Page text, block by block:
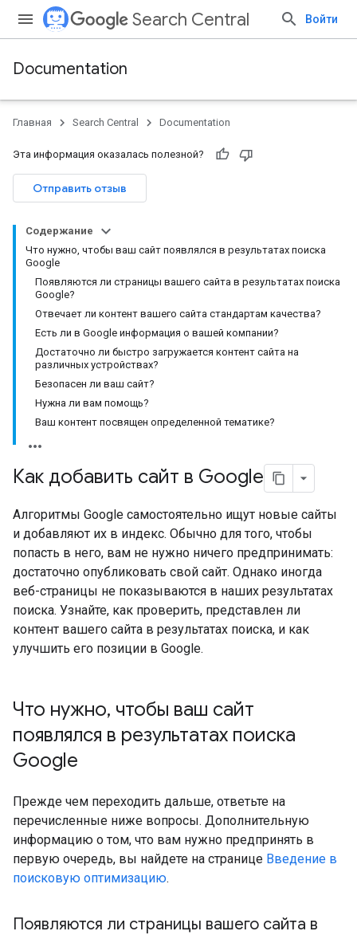
Search Central Войти
Documentation
Главная Search Central Documentation
Эта информация оказалась полезной?
Отправить отзыв
Содержание
Что нужно, чтобы ваш сайт появлялся в результатах поиска
Google
Появляются ли страницы вашего сайта в результатах поиска
Google?
Отвечает ли контент вашего сайта стандартам качества?
Есть ли в Google информация о вашей компании?
Достаточно ли быстро загружается контент сайта на
различных устройствах?
Безопасен ли ваш сайт?
Нужна ли вам помощь?
Ваш контент посвящен определенной тематике?
Как добавить сайт в Google
Алгоритмы Google самостоятельно ищут новые сайты
и добавляют их в индекс. Обычно для того, чтобы
попасть в него, вам не нужно ничего предпринимать:
достаточно опубликовать свой сайт. Однако иногда
веб-страницы не показываются в наших результатах
поиска. Узнайте, как проверить, представлен ли
контент вашего сайта в результатах поиска, и как
улучшить его позиции в Google.
Что нужно, чтобы ваш сайт
появлялся в результатах поиска
Google
Прежде чем переходить дальше, ответьте на
перечисленные ниже вопросы. Дополнительную
информацию о том, что вам нужно предпринять в
первую очередь, вы найдете на странице Введение в
поисковую оптимизацию.
Появляются ли страницы вашего сайта в